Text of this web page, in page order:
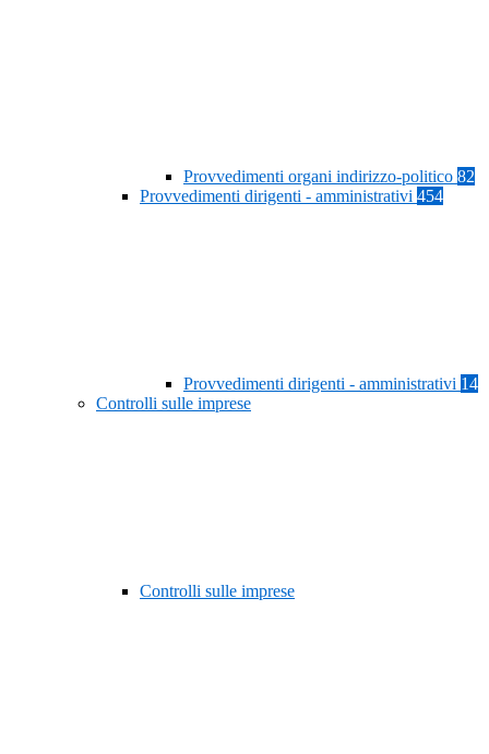
Provvedimenti organi indirizzo-politico 82
Provvedimenti dirigenti - amministrativi 454
Provvedimenti dirigenti - amministrativi 14
Controlli sulle imprese
Controlli sulle imprese